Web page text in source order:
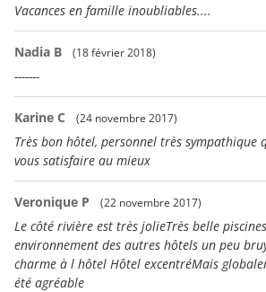
Vacances en famille inoubliables....
Nadia B (18 février 2018)
-------
Karine C (24 novembre 2017)
Très bon hôtel, personnel très sympathique
vous satisfaire au mieux
Veronique P (22 novembre 2017)
Le côté rivière est très jolieTrès belle
environnement des autres hôtels un peu
charme à l hôtel Hôtel excentréMais
été agréable